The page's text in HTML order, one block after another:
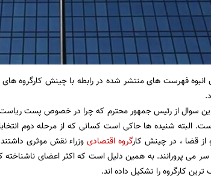
انبوه فهرست های منتشر شده در رابطه با چینش کارگروه
سوال از رئیس جمهور محترم که چرا در خصوص پست
البته شنیده ها حاکی است کسانی که از مرحله دوم
قضا ، در چینش کارگروه اقتصادیوزراء نقش موثری
سر می پرورانند. به همین دلیل است که اکثر اعضای ناشناخته
کارگروه را تشکیل داده اند.